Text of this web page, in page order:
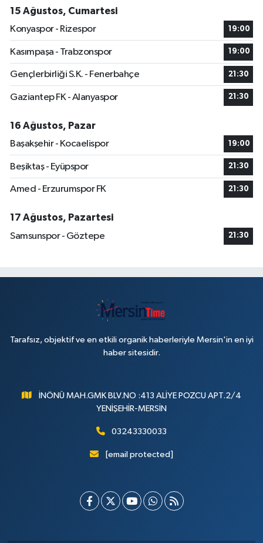
15 Ağustos, Cumartesi
Konyaspor - Rizespor
19:00
Kasımpaşa - Trabzonspor 19:00
Gençlerbirliği S.K. - Fenerbahçe 21:30
Gaziantep FK - Alanyaspor 21:30
16 Ağustos, Pazar
Başakşehir - Kocaelispor
19:00
Beşiktaş - Eyüpspor 21:30
Amed - Erzurumspor FK 21:30
17 Ağustos, Pazartesi
Samsunspor - Göztepe
21:30
Tarafsız, objektif ve en etkili organik haberleriyle Mersin'in en iyi
haber sitesidir.
İNÖNÜ MAH.GMK BLV.NO :413 ALİYE POZCU APT.2/4
YENİŞEHİR-MERSİN
03243330033
[email protected]